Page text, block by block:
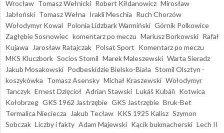
Wrocław Tomasz Wełnicki Robert Kiłdanowicz Mirosław
Jabłoński Tomasz Wełna Irakli Meschia Ruch Chorzów
Wołodymyr Kowal Polonia Lidzbark Warmiński Górnik Polkowice
Zagłębie Sosnowiec komentarz po meczu Mariusz Borkowski Rafał
Kujawa
Jarosław Ratajczak Polsat Sport Komentarz po meczu
MKS Kluczbork Socios Stomil Marek Maleszewski Warta Sieradz
Jakub Mosakowski Podbeskidzie Bielsko-Biała Stomil Olsztyn -
koszykówka Tomasz Asensky Michał Kraszewski Wołodymyr
Tanczyk Ernest Dzięcioł Adrian Stawski Lukáš Kubáň Kotwica
Kołobrzeg GKS 1962 Jastrzębie GKS Jastrzębie Bruk-Bet
Termalica Nieciecza
Jakub Tecław KKS 1925 Kalisz Szymon
Sobczak Liczby i fakty Adam Majewski Kącik bukmacherski Lech II